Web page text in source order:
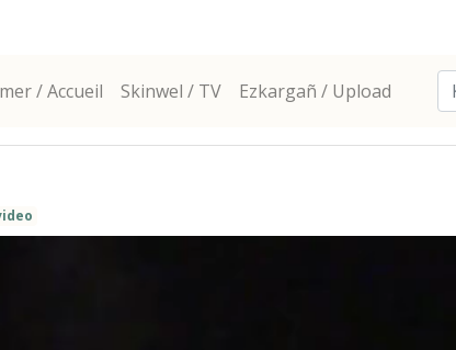
/ Accueil Skinwel / TV Ezkargañ / Upload